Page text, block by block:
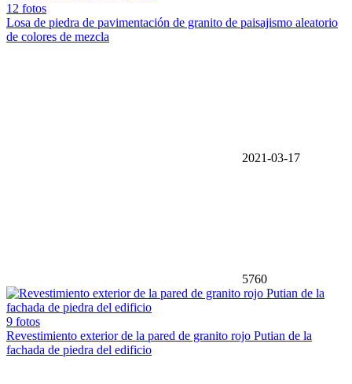
12 fotos
Losa de piedra de pavimentación de granito de paisajismo aleatorio
de colores de mezcla
2021-03-17
5760
9 fotos
Revestimiento exterior de la pared de granito rojo Putian de la
fachada de piedra del edificio